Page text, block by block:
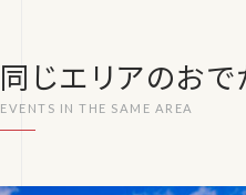
同じエリアのお